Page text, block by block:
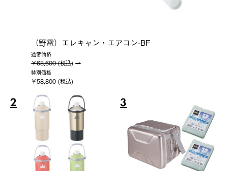
（野電）エレキャン・エアコン-BF
通常価格
￥68,600 (税込)
特別価格
￥58,800 (税込)
2 3